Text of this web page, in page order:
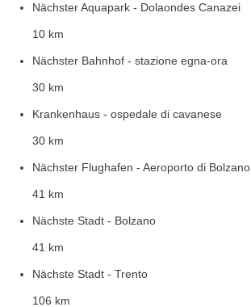
Nächster Aquapark - Dolaondes Canazei
10 km
Nächster Bahnhof - stazione egna-ora
30 km
Krankenhaus - ospedale di cavanese
30 km
Nächster Flughafen - Aeroporto di Bolzano
41 km
Nächste Stadt - Bolzano
41 km
Nächste Stadt - Trento
106 km